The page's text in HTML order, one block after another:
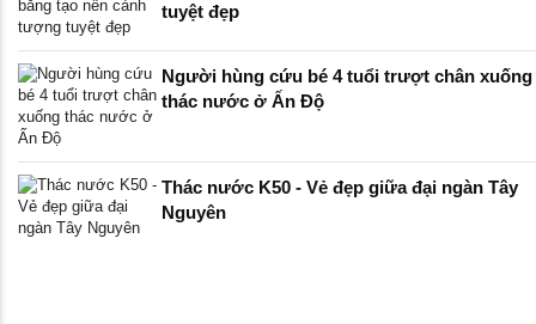
tuyệt đẹp
Người hùng cứu bé 4 tuổi trượt chân xuống
thác nước ở Ấn Độ
Thác nước K50 - Vẻ đẹp giữa đại ngàn Tây
Nguyên